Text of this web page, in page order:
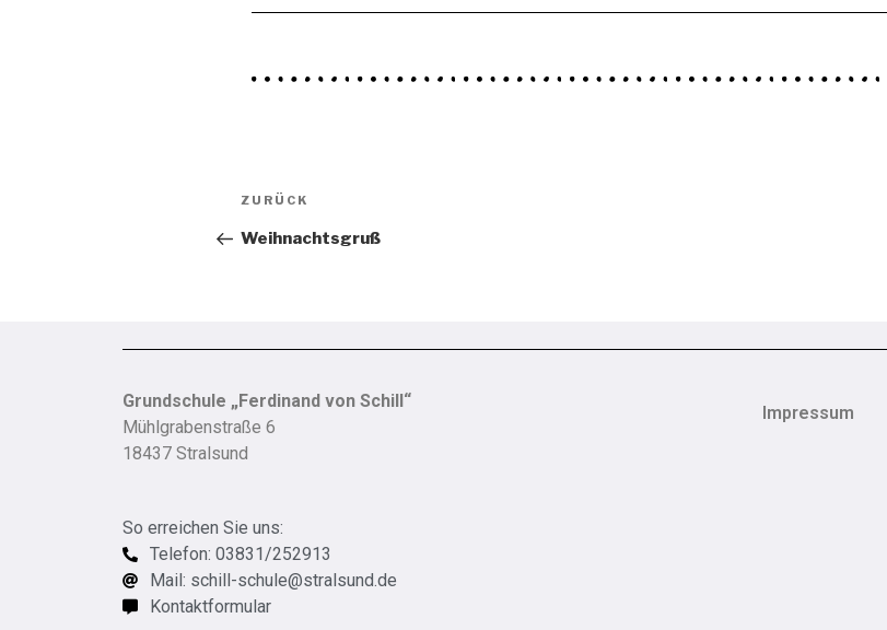
ZURÜCK
Weihnachtsgruß
Grundschule „Ferdinand von Schill“
Mühlgrabenstraße 6
18437 Stralsund
So erreichen Sie uns:
Telefon: 03831/252913
Mail: schill-schule@stralsund.de
Kontaktformular
Impressum